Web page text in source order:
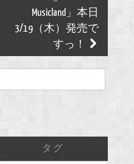
Musicland」本日
3/19（木）発売で
すっ！
タグ